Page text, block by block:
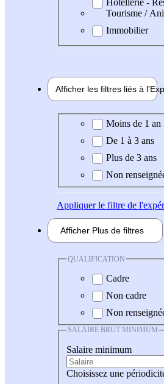
Tourisme /
Immobilier
Afficher les filtres liés à l'
Expérience demandée
Moins de 1 an
De 1 à 3 ans
Plus de 3 ans
Non
Appliquerle filtre de
Afficher Plus de filtres
QUALIFICATION
Cadre
Non cadre
Non
SALAIRE BRUT MINIMUM
Salaire minimum
Choisissez une